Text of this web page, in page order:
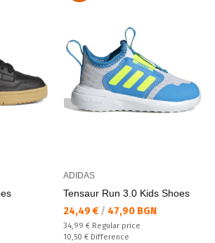
ADIDAS
Tensaur Run 3.0 Kids Shoes
Текуща цена:
24,49 € / 47,90 BGN
Regular price:
34,99 € Regular price
Спестявате:
10,50 € Difference